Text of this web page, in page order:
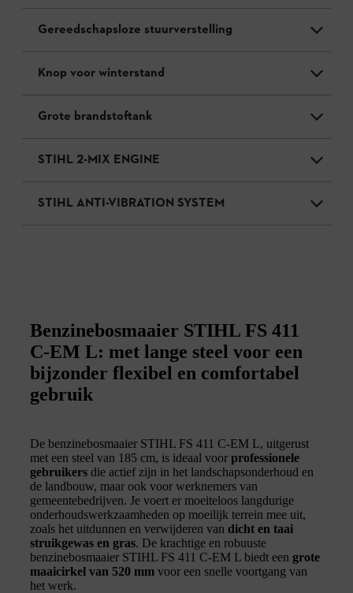
Gereedschapsloze stuurverstelling
Knop voor winterstand
Grote brandstoftank
STIHL 2-MIX ENGINE
STIHL ANTI-VIBRATION SYSTEM
Benzinebosmaaier STIHL FS 411
C-EM L: met lange steel voor een
bijzonder flexibel en comfortabel
gebruik
De benzinebosmaaier STIHL FS 411 C-EM L, uitgerust
met een steel van 185 cm, is ideaal voor professionele
gebruikers die actief zijn in het landschapsonderhoud en
de landbouw, maar ook voor werknemers van
gemeentebedrijven. Je voert er moeiteloos langdurige
onderhoudswerkzaamheden op moeilijk terrein mee uit,
zoals het uitdunnen en verwijderen van dicht en taai
struikgewas en gras. De krachtige en robuuste
benzinebosmaaier STIHL FS 411 C-EM L biedt een grote
maaicirkel van 520 mm voor een snelle voortgang van
het werk.